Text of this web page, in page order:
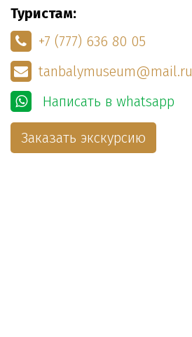
Туристам:
+7 (777) 636 80 05
tanbalymuseum@mail.ru
Написать в whatsapp
Заказать экскурсию